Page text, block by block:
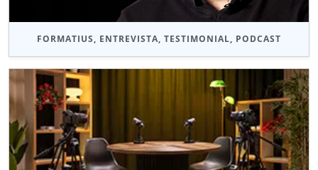
FORMATIUS, ENTREVISTA, TESTIMONIAL, PODCAST